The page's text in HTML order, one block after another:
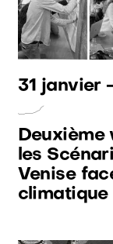
31 janvier
les
Venise
climatique